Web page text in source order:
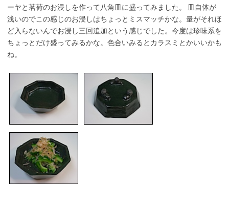
ーヤと茗荷のお浸しを作って八角皿に盛ってみました。 皿自体が
浅いのでこの感じのお浸しはちょっとミスマッチかな。量がそれほ
ど入らないんでお浸し三回追加という感じでした。今度は珍味系を
ちょっとだけ盛ってみるかな。色合いみるとカラスミとかいいかも
ね。